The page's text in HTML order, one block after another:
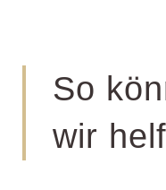
So
wir